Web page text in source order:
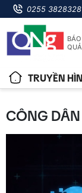
0255 3828328
TRUYỀN
CÔNG